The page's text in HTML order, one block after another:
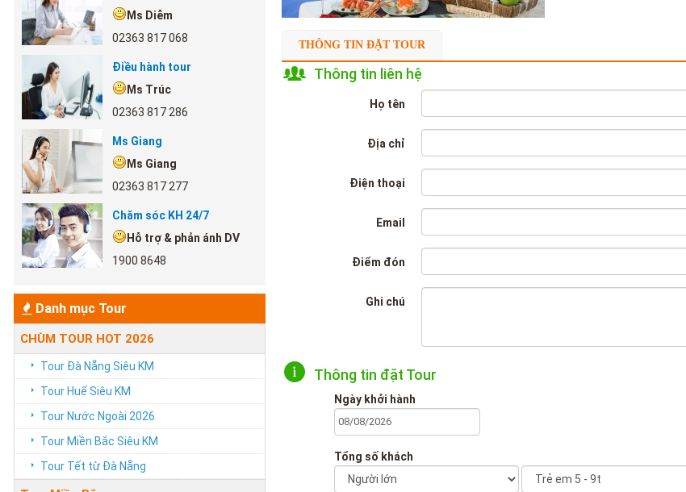
Ms Diễm
02363 817 068
Điều hành tour
Ms Trúc
02363 817 286
Ms Giang
Ms Giang
02363 817 277
Chăm sóc KH 24/7
Hỗ trợ & phản ánh DV
1900 8648
Danh mục Tour
CHÙM TOUR HOT 2026
Tour Đà Nẵng Siêu KM
Tour Huế Siêu KM
Tour Nước Ngoài 2026
Tour Miền Bắc Siêu KM
Tour Tết từ Đà Nẵng
THÔNG TIN ĐẶT TOUR
Thông tin liên hệ
Họ tên
Địa chỉ
Điện thoại
Email
Điểm đón
Ghi chú
Thông tin đặt Tour
Ngày khởi hành
Tổng số khách